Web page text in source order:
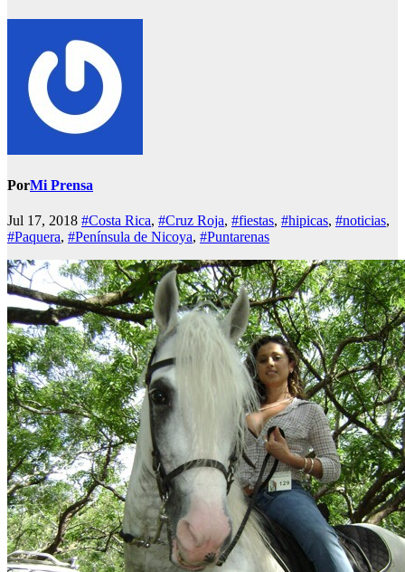
PorMi Prensa
Jul 17, 2018 #Costa Rica, #Cruz Roja, #fiestas, #hipicas, #noticias,
#Paquera, #Península de Nicoya, #Puntarenas